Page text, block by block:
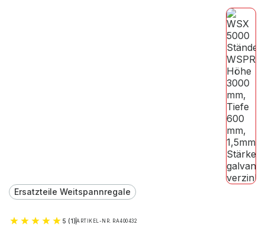
Ersatzteile Weitspannregale
5 (1) ARTIKEL-NR. RA400432